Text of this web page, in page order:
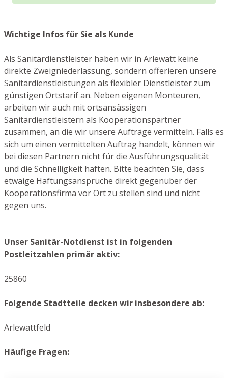
Wichtige Infos für Sie als Kunde
Als Sanitärdienstleister haben wir in Arlewatt keine
direkte Zweigniederlassung, sondern offerieren unsere
Sanitärdienstleistungen als flexibler Dienstleister zum
günstigen Ortstarif an. Neben eigenen Monteuren,
arbeiten wir auch mit ortsansässigen
Sanitärdienstleistern als Kooperationspartner
zusammen, an die wir unsere Aufträge vermitteln. Falls es
sich um einen vermittelten Auftrag handelt, können wir
bei diesen Partnern nicht für die Ausführungsqualität
und die Schnelligkeit haften. Bitte beachten Sie, dass
etwaige Haftungsansprüche direkt gegenüber der
Kooperationsfirma vor Ort zu stellen sind und nicht
gegen uns.
Unser Sanitär-Notdienst ist in folgenden
Postleitzahlen primär aktiv:
25860
Folgende Stadtteile decken wir insbesondere ab:
Arlewattfeld
Häufige Fragen: